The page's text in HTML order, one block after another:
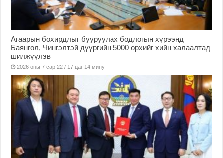
Агаарын бохирдлыг бууруулах бодлогын хүрээнд
Баянгол, Чингэлтэй дүүргийн 5000 өрхийг хийн халаалтад
шилжүүлэв
2026 оны 7 сар 22 / 17 цаг 14 минут